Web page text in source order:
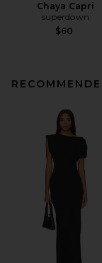
Chaya Capri
superdown
$60